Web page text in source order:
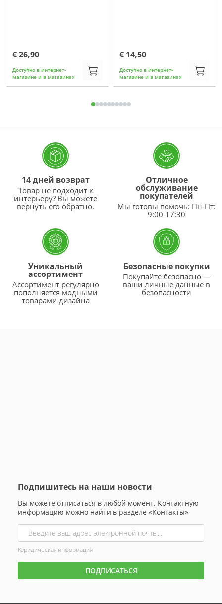
€ 26,90
Доступно в интернет-
магазине и в магазинах
€ 14,50
Доступно в интернет-
магазине и в магазинах
14 дней возврат
Товар не подходит к
интерьеру? Вы можете
вернуть его обратно.
Отличное
обслуживание
покупателей
Мы готовы помочь: Пн-Пт:
9:00-17:30
Уникальный
ассортимент
Ассортимент регулярно
пополняется модными
товарами дизайна
Безопасные покупки
Покупайте безопасно —
ваши личные данные в
безопасности
Подпишитесь на наши новости
Вы можете отписаться в любой момент. Контактную
информацию можно найти в разделе «Контакты»
Юридическая информация